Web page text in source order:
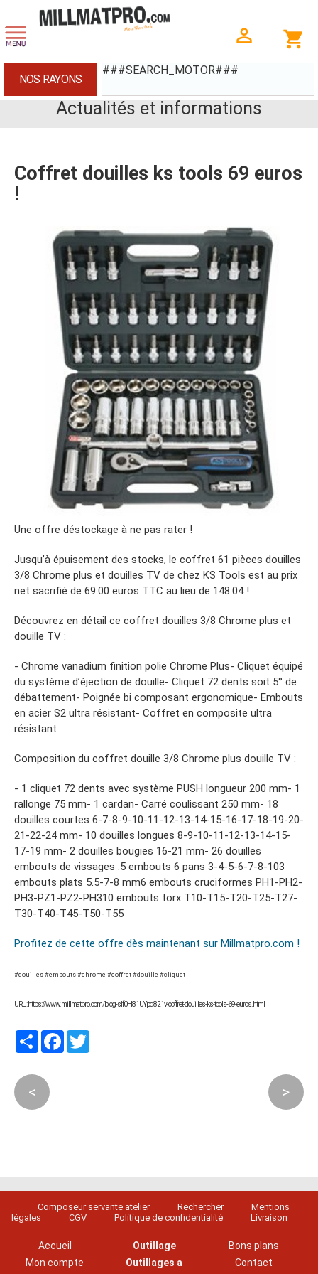
###SEARCH_MOTOR###
NOS RAYONS
Actualités et informations
Coffret douilles ks tools 69 euros
!
Une offre déstockage à ne pas rater !
Jusqu’à épuisement des stocks, le coffret 61 pièces douilles
3/8 Chrome plus et douilles TV de chez KS Tools est au prix
net sacrifié de 69.00 euros TTC au lieu de 148.04 !
Découvrez en détail ce coffret douilles 3/8 Chrome plus et
douille TV :
- Chrome vanadium finition polie Chrome Plus- Cliquet équipé
du système d’éjection de douille- Cliquet 72 dents soit 5° de
débattement- Poignée bi composant ergonomique- Embouts
en acier S2 ultra résistant- Coffret en composite ultra
résistant
Composition du coffret douille 3/8 Chrome plus douille TV :
- 1 cliquet 72 dents avec système PUSH longueur 200 mm- 1
rallonge 75 mm- 1 cardan- Carré coulissant 250 mm- 18
douilles courtes 6-7-8-9-10-11-12-13-14-15-16-17-18-19-20-
21-22-24 mm- 10 douilles longues 8-9-10-11-12-13-14-15-
17-19 mm- 2 douilles bougies 16-21 mm- 26 douilles
embouts de vissages :5 embouts 6 pans 3-4-5-6-7-8-103
embouts plats 5.5-7-8 mm6 embouts cruciformes PH1-PH2-
PH3-PZ1-PZ2-PH310 embouts torx T10-T15-T20-T25-T27-
T30-T40-T45-T50-T55
Profitez de cette offre dès maintenant sur Millmatpro.com !
#douilles #embouts #chrome #coffret #douille #cliquet
URL : https://www.millmatpro.com/blog-sIf0H81UYpd821v-coffret-douilles-ks-tools-69-euros.html
PartagerFacebook
< >
Composeur servante atelier Rechercher
Mentions
légales
CGV Politique de confidentialité Livraison
Accueil
Mon compte
Outillage
Outillages a
Bons plans
Contact